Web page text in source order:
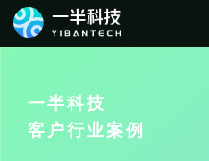
一半科技
客户行业案例